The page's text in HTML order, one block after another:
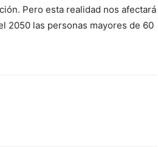
Pero esta realidad nos afectará
2050 las personas mayores de 60